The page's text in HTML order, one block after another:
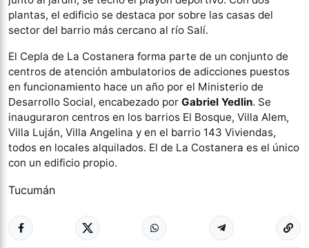
plantas, el edificio se destaca por sobre las casas del
sector del barrio más cercano al río Salí.
El Cepla de La Costanera forma parte de un conjunto de
centros de atención ambulatorios de adicciones puestos
en funcionamiento hace un año por el Ministerio de
Desarrollo Social, encabezado por Gabriel Yedlin. Se
inauguraron centros en los barrios El Bosque, Villa Alem,
Villa Luján, Villa Angelina y en el barrio 143 Viviendas,
todos en locales alquilados. El de La Costanera es el único
con un edificio propio.
Tucumán